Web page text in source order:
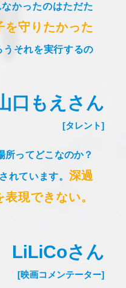
かったのはただた
を守りたかった
それを実行するの
口もえさん
[タレント]
所ってどこなのか？
れています。 深過
現できない。
LiLiCoさん
[映画コメンテーター]